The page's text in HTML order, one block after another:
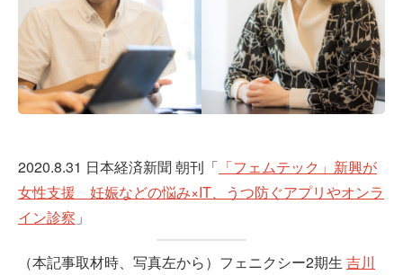
2020.8.31 日本経済新聞 朝刊「 「フェムテック」新興が
女性支援 妊娠などの悩み×IT、うつ防ぐアプリやオンラ
イン診察 」
（本記事取材時、写真左から）フェニクシー2期生 吉川